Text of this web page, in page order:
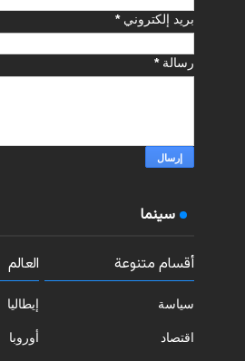
بريد إلكتروني*
رسالة*
سينما
أقسام متنوعة
سياسة
اقتصاد
العالم
إيطاليا
أوروبا